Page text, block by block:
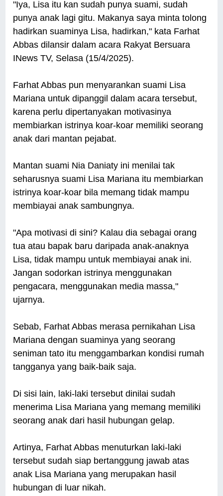
"Iya, Lisa itu kan sudah punya suami, sudah
punya anak lagi gitu. Makanya saya minta tolong
hadirkan suaminya Lisa, hadirkan," kata Farhat
Abbas dilansir dalam acara Rakyat Bersuara
INews TV, Selasa (15/4/2025).
Farhat Abbas pun menyarankan suami Lisa
Mariana untuk dipanggil dalam acara tersebut,
karena perlu dipertanyakan motivasinya
membiarkan istrinya koar-koar memiliki seorang
anak dari mantan pejabat.
Mantan suami Nia Daniaty ini menilai tak
seharusnya suami Lisa Mariana itu membiarkan
istrinya koar-koar bila memang tidak mampu
membiayai anak sambungnya.
"Apa motivasi di sini? Kalau dia sebagai orang
tua atau bapak baru daripada anak-anaknya
Lisa, tidak mampu untuk membiayai anak ini.
Jangan sodorkan istrinya menggunakan
pengacara, menggunakan media massa,"
ujarnya.
Sebab, Farhat Abbas merasa pernikahan Lisa
Mariana dengan suaminya yang seorang
seniman tato itu menggambarkan kondisi rumah
tangganya yang baik-baik saja.
Di sisi lain, laki-laki tersebut dinilai sudah
menerima Lisa Mariana yang memang memiliki
seorang anak dari hasil hubungan gelap.
Artinya, Farhat Abbas menuturkan laki-laki
tersebut sudah siap bertanggung jawab atas
anak Lisa Mariana yang merupakan hasil
hubungan di luar nikah.